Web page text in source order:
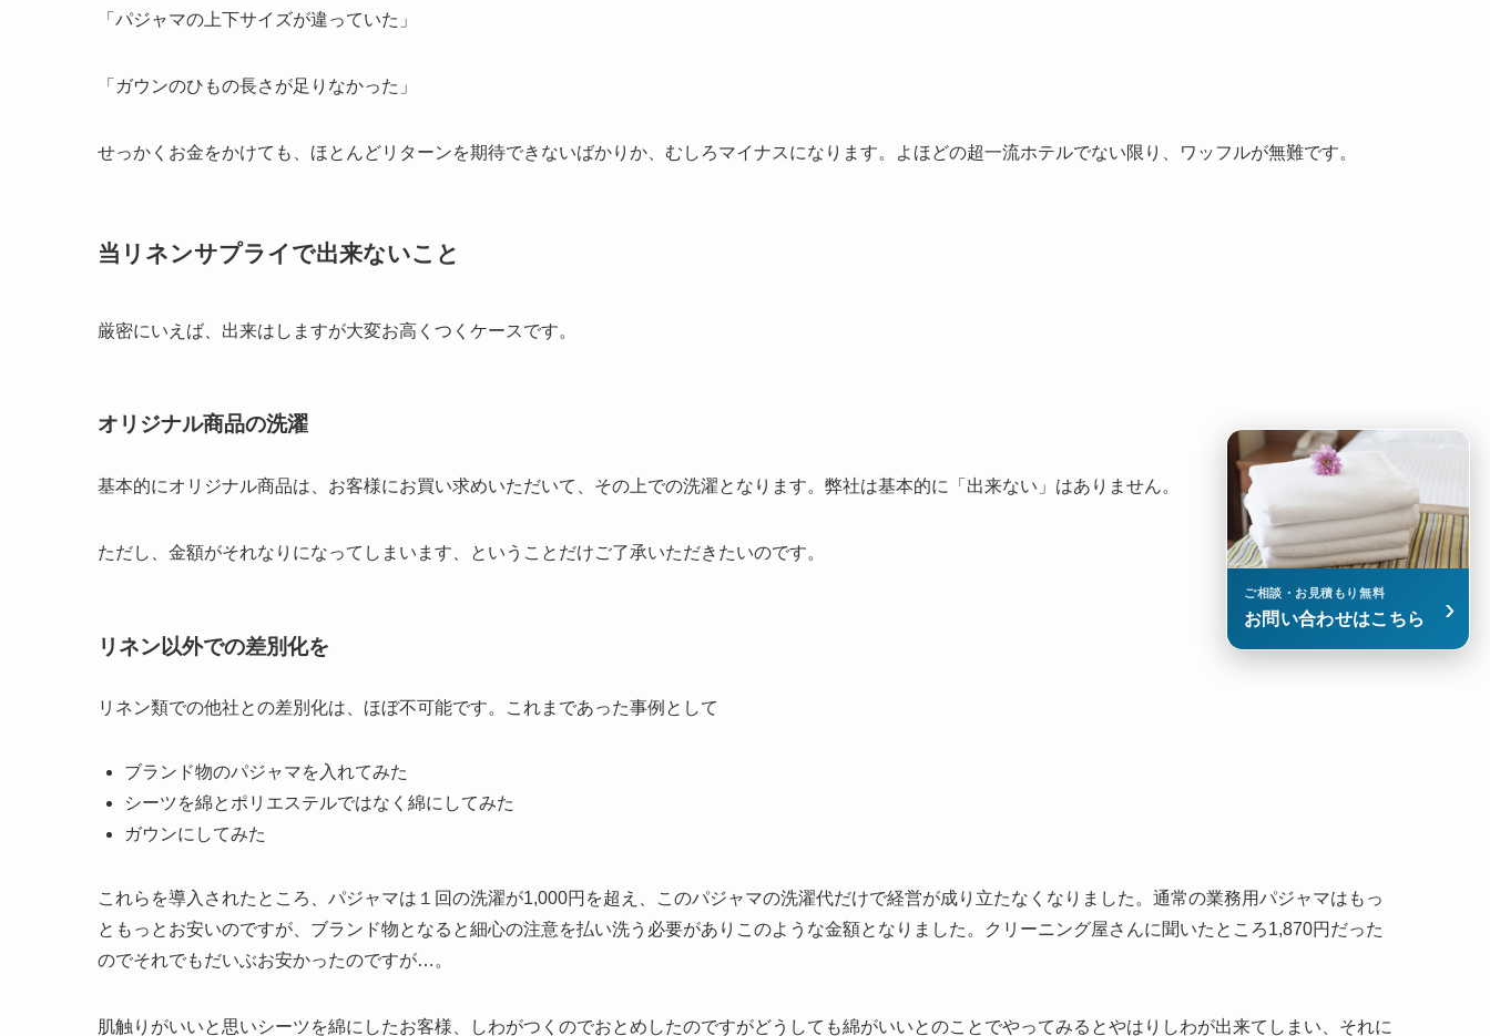
「パジャマの上下サイズが違っていた」
「ガウンのひもの長さが足りなかった」
せっかくお金をかけても、ほとんどリターンを期待できないばかりか、むしろマイナスになります。よほどの超一流ホテルでない限り、ワッフルが無難です。
当リネンサプライで出来ないこと
厳密にいえば、出来はしますが大変お高くつくケースです。
オリジナル商品の洗濯
基本的にオリジナル商品は、お客様にお買い求めいただいて、その上での洗濯となります。弊社は基本的に「出来ない」はありません。
ただし、金額がそれなりになってしまいます、ということだけご了承いただきたいのです。
リネン以外での差別化を
リネン類での他社との差別化は、ほぼ不可能です。これまであった事例として
ブランド物のパジャマを入れてみた
シーツを綿とポリエステルではなく綿にしてみた
ガウンにしてみた
これらを導入されたところ、パジャマは１回の洗濯が1,000円を超え、このパジャマの洗濯代だけで経営が成り立たなくなりました。通常の業務用パジャマはもっ
ともっとお安いのですが、ブランド物となると細心の注意を払い洗う必要がありこのような金額となりました。クリーニング屋さんに聞いたところ1,870円だった
のでそれでもだいぶお安かったのですが…。
肌触りがいいと思いシーツを綿にしたお客様、しわがつくのでおとめしたのですがどうしても綿がいいとのことでやってみるとやはりしわが出来てしまい、それに
ご相談・お見積もり無料
お問い合わせはこちら ›